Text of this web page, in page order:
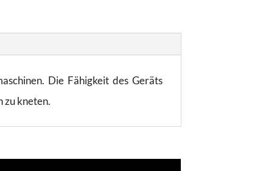
Die Fähigkeit des Geräts
zu kneten.